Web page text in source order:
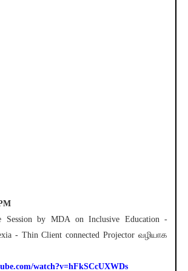
Session by MDA on Inclusive Education -
- Thin Client connected Projector வழியாக
watch?v=hFkSCcUXWDs